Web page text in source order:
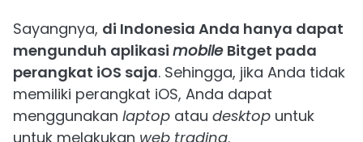
Sayangnya, di Indonesia Anda hanya dapat
mengunduh aplikasi mobile Bitget pada
perangkat iOS saja. Sehingga, jika Anda tidak
memiliki perangkat iOS, Anda dapat
menggunakan laptop atau desktop untuk
untuk melakukan web trading.